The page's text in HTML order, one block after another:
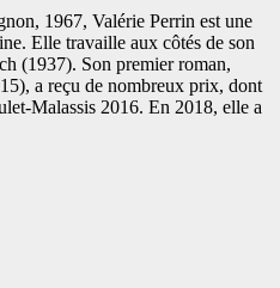
1967, Valérie Perrin est une
Elle travaille aux côtés de son
(1937). Son premier roman,
a reçu de nombreux prix, dont
Malassis 2016. En 2018, elle a